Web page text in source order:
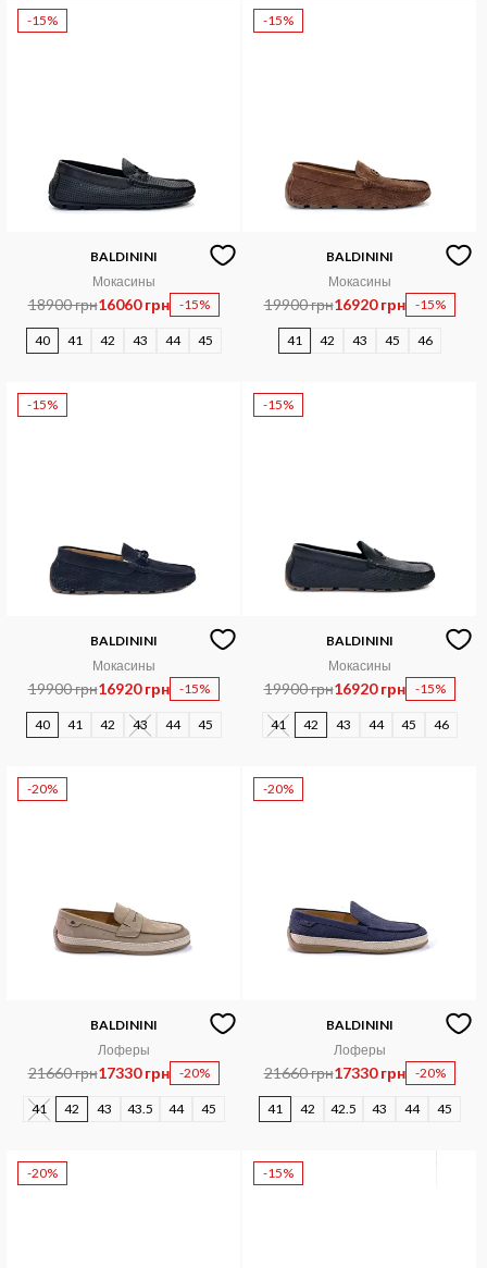
-15%
BALDININI
Мокасины
18900 грн16060 грн -15%
40 41 42 43 44 45
-15%
BALDININI
Мокасины
19900 грн16920 грн -15%
41 42 43 45 46
-15%
BALDININI
Мокасины
19900 грн16920 грн -15%
40 41 42 43 44 45
-15%
BALDININI
Мокасины
19900 грн16920 грн -15%
41 42 43 44 45 46
-20%
BALDININI
Лоферы
21660 грн17330 грн -20%
41 42 43 43.5 44 45
-20%
BALDININI
Лоферы
21660 грн17330 грн -20%
41 42 42.5 43 44 45
-20% -15%